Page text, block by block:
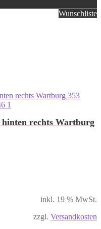
Wunschliste
rechts Wartburg
inkl. 19 % MwSt.
zzgl. Versandkosten